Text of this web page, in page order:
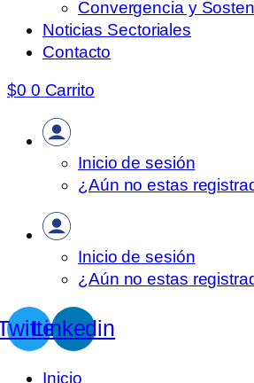
Convergencia y
Noticias Sectoriales
Contacto
$0 0 Carrito
Inicio de sesión
¿Aún no estas
Inicio de sesión
¿Aún no estas
Linkedin
Inicio